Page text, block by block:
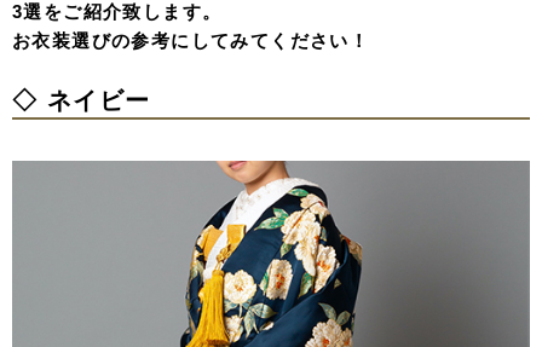
3選をご紹介致します。
お衣装選びの参考にしてみてください！
◇ ネイビー